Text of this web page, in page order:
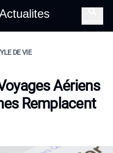
DE VIE
Aériens
Remplacent